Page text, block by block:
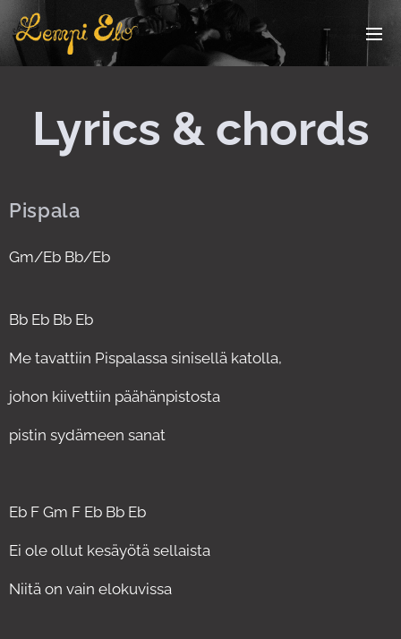
Lyrics & chords
Pispala
Gm/Eb Bb/Eb
Bb Eb Bb Eb
Me tavattiin Pispalassa sinisellä katolla,
johon kiivettiin päähänpistosta
pistin sydämeen sanat
Eb F Gm F Eb Bb Eb
Ei ole ollut kesäyötä sellaista
Niitä on vain elokuvissa